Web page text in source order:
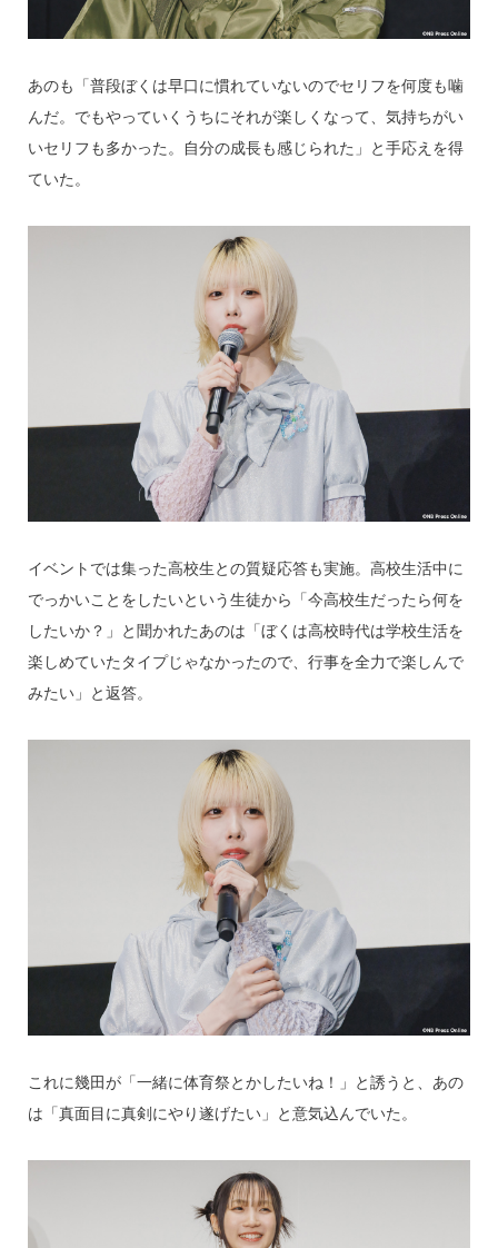
あのも「普段ぼくは早口に慣れていないのでセリフを何度も噛
んだ。でもやっていくうちにそれが楽しくなって、気持ちがい
いセリフも多かった。自分の成長も感じられた」と手応えを得
ていた。
イベントでは集った高校生との質疑応答も実施。高校生活中に
でっかいことをしたいという生徒から「今高校生だったら何を
したいか？」と聞かれたあのは「ぼくは高校時代は学校生活を
楽しめていたタイプじゃなかったので、行事を全力で楽しんで
みたい」と返答。
これに幾田が「一緒に体育祭とかしたいね！」と誘うと、あの
は「真面目に真剣にやり遂げたい」と意気込んでいた。